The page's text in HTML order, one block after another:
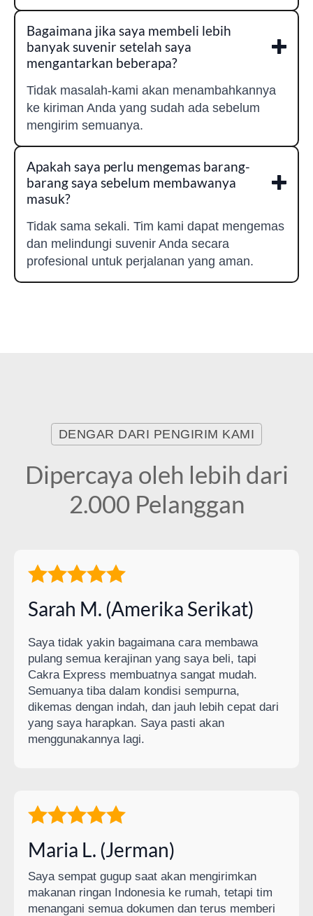
Bagaimana jika saya membeli lebih
banyak suvenir setelah saya
mengantarkan beberapa?
Tidak masalah-kami akan menambahkannya
ke kiriman Anda yang sudah ada sebelum
mengirim semuanya.
Apakah saya perlu mengemas barang-
barang saya sebelum membawanya
masuk?
Tidak sama sekali. Tim kami dapat mengemas
dan melindungi suvenir Anda secara
profesional untuk perjalanan yang aman.
DENGAR DARI PENGIRIM KAMI
Dipercaya oleh lebih dari
2.000 Pelanggan
Sarah M. (Amerika Serikat)
Saya tidak yakin bagaimana cara membawa
pulang semua kerajinan yang saya beli, tapi
Cakra Express membuatnya sangat mudah.
Semuanya tiba dalam kondisi sempurna,
dikemas dengan indah, dan jauh lebih cepat dari
yang saya harapkan. Saya pasti akan
menggunakannya lagi.
Maria L. (Jerman)
Saya sempat gugup saat akan mengirimkan
makanan ringan Indonesia ke rumah, tetapi tim
menangani semua dokumen dan terus memberi